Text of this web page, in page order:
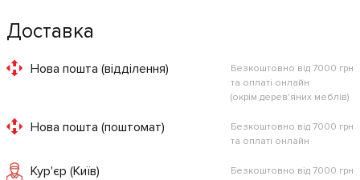
Доставка
Нова пошта (відділення)
Безкоштовно від 7000 грн
та оплаті онлайн
(окрім дерев'яних меблів)
Нова пошта (поштомат)
Безкоштовно від 7000 грн
та оплаті онлайн
Кур'єр (Київ) Безкоштовно від 7000 грн